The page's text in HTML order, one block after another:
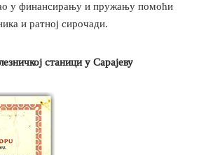
у финансирању и пружању помоћи
и ратној сирочади.
станици у Сарајеву